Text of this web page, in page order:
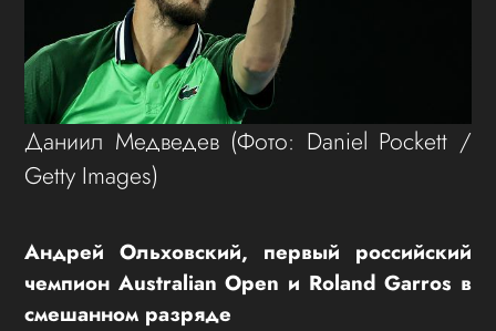
Даниил Медведев (Фото: Daniel Pockett /
Getty Images)
Андрей Ольховский, первый российский
чемпион Australian Open и Roland Garros в
смешанном разряде